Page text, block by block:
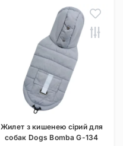
Жилет з кишенею сірий для
собак Dogs Bomba G-134